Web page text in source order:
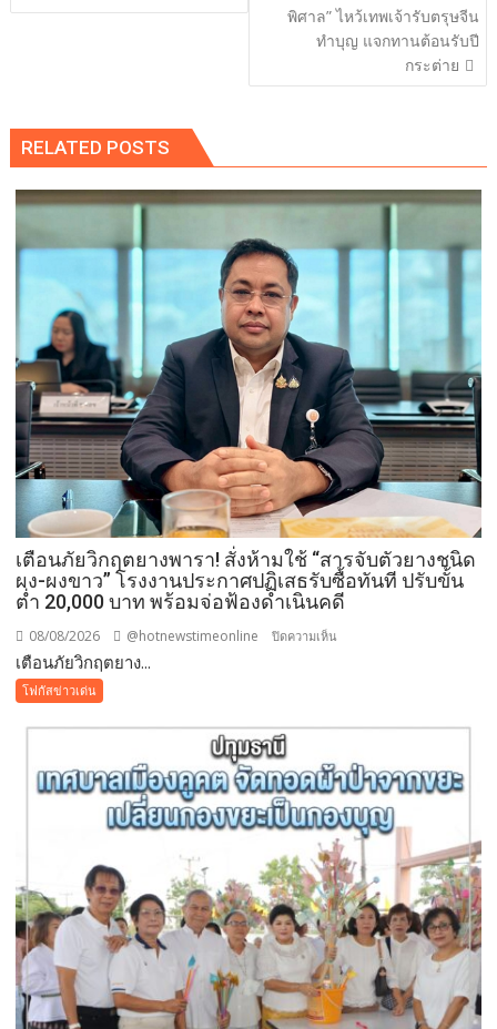
พิศาล” ไหว้เทพเจ้ารับตรุษจีน
ทำบุญ แจกทานต้อนรับปี
กระต่าย
RELATED POSTS
เตือนภัยวิกฤตยางพารา! สั่งห้ามใช้ “สารจับตัวยางชนิด
ผง-ผงขาว” โรงงานประกาศปฏิเสธรับซื้อทันที ปรับขั้น
ต่ำ 20,000 บาท พร้อมจ่อฟ้องดำเนินคดี
08/08/2026 @hotnewstimeonline ปิดความเห็น
ยางพารา!
ห้าม
ใช้
“สาร
จับ
ตัว
ยาง
ชนิด
ผง-
ผงขาว”
โรงงาน
ประกาศ
เตือนภัยวิกฤตยาง...
โฟกัสข่าวเด่น